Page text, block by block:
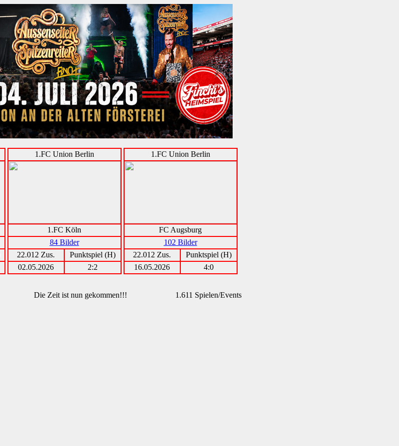
1.FC Union Berlin
1.FC Köln
84 Bilder
22.012 Zus.
Punktspiel (H)
02.05.2026
2:2
1.FC Union Berlin
FC Augsburg
102 Bilder
22.012 Zus.
Punktspiel (H)
16.05.2026
4:0
Die Zeit ist nun gekommen!!! 1.611 Spielen/Events